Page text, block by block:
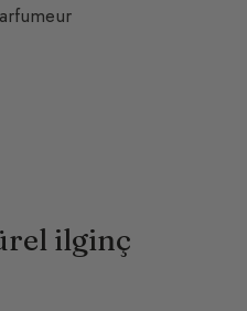
ilginç